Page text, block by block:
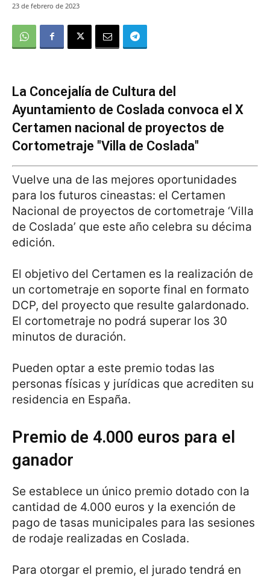
23 de febrero de 2023
La Concejalía de Cultura del
Ayuntamiento de Coslada convoca el X
Certamen nacional de proyectos de
Cortometraje "Villa de Coslada"
Vuelve una de las mejores oportunidades
para los futuros cineastas: el Certamen
Nacional de proyectos de cortometraje ‘Villa
de Coslada’ que este año celebra su décima
edición.
El objetivo del Certamen es la realización de
un cortometraje en soporte final en formato
DCP, del proyecto que resulte galardonado.
El cortometraje no podrá superar los 30
minutos de duración.
Pueden optar a este premio todas las
personas físicas y jurídicas que acrediten su
residencia en España.
Premio de 4.000 euros para el
ganador
Se establece un único premio dotado con la
cantidad de 4.000 euros y la exención de
pago de tasas municipales para las sesiones
de rodaje realizadas en Coslada.
Para otorgar el premio, el jurado tendrá en